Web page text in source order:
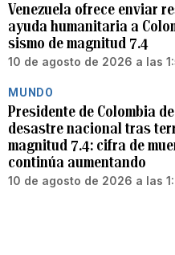
Venezuela ofrece enviar
ayuda humanitaria a
sismo de magnitud 7.4
10 de agosto de 2026 a las
MUNDO
Presidente de Colombia
desastre nacional tras
magnitud 7.4: cifra de
continúa aumentando
10 de agosto de 2026 a las